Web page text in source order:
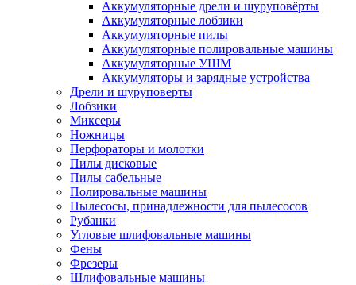
Аккумуляторные дрели и шуруповёрты
Аккумуляторные лобзики
Аккумуляторные пилы
Аккумуляторные полировальные машины
Аккумуляторные УШМ
Аккумуляторы и зарядные устройства
Дрели и шуруповерты
Лобзики
Миксеры
Ножницы
Перфораторы и молотки
Пилы дисковые
Пилы сабельные
Полировальные машины
Пылесосы, принадлежности для пылесосов
Рубанки
Угловые шлифовальные машины
Фены
Фрезеры
Шлифовальные машины